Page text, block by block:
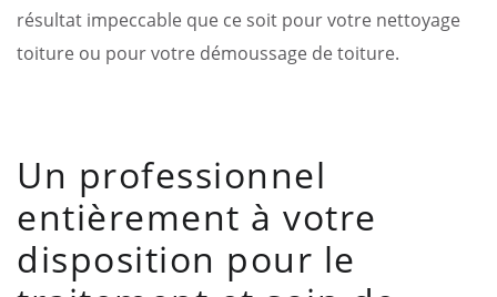
résultat impeccable que ce soit pour votre nettoyage
toiture ou pour votre démoussage de toiture.
Un professionnel
entièrement à votre
disposition pour le